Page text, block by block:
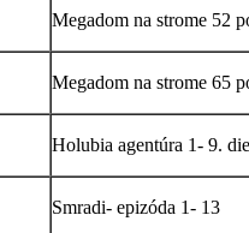
Megadom na strome 52
Megadom na strome 65
Holubia agentúra 1- 9.
Smradi- epizóda 1- 13